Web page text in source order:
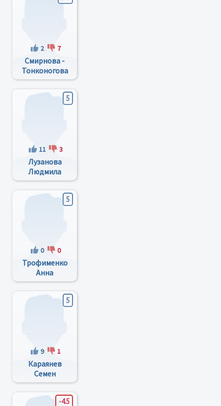
2 7
Смирнова -
Тонконогова
Ирина
Михайловна
5
11 3
Лузанова
Людмила
Владимировна
5
0 0
Трофименко
Анна
Валерьевна
5
9 1
Караянев
Семен
Николаевич
-4.5